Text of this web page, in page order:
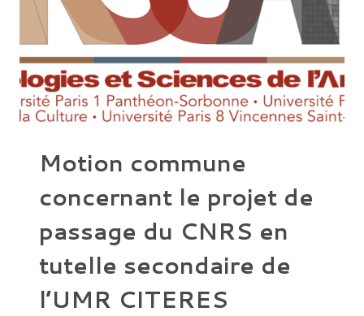
Motion commune
concernant le projet de
passage du CNRS en
tutelle secondaire de
l’UMR CITERES